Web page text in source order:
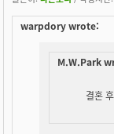
warpdory wrote:
M.W.Park
결혼